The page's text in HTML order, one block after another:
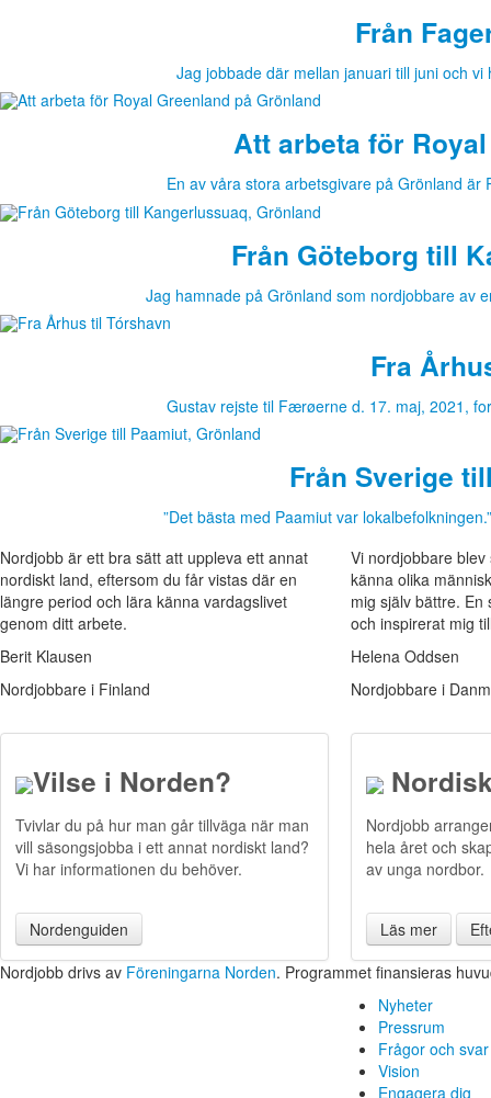
Från
Jag jobbade där mellan januari till juni och
Att arbeta för
En av våra stora arbetsgivare på Grönland
Från Göteborg till
Jag hamnade på Grönland som nordjobbare av
Fra
Gustav rejste til Færøerne d. 17. maj, 2021,
Från Sverige
”Det bästa med Paamiut var
Nordjobb är ett bra sätt att uppleva ett annat
nordiskt land, eftersom du får vistas där en
längre period och lära känna vardagslivet
genom ditt arbete.
Berit Klausen
Nordjobbare i Finland
Vi nordjobbare
känna olika
mig själv bättre.
och inspirerat mig
Helena Oddsen
Nordjobbare i
Vilse i Norden?
Tvivlar du på hur man går tillväga när man
vill säsongsjobba i ett annat nordiskt land?
Vi har informationen du behöver.
Nordenguiden
Nordjobb
hela året och
av unga nordbor.
Läs mer
Nordjobb drivs av Föreningarna Norden. Programmet finansieras
Nyheter
Pressrum
Frågor och svar
Vision
Engagera dig